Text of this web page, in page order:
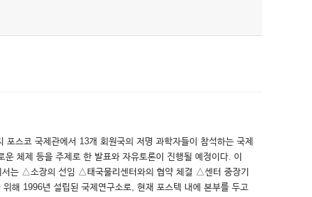
스코 국제관에서 13개 회원국의 저명 과학자들이 참석하는 국제
체제 등을 주제로 한 발표와 자유토론이 진행될 예정이다. 이
서는 △소장의 선임 △태국물리센터와의 협약 체결 △센터 중장기
해 1996년 설립된 국제연구소로, 현재 포스텍 내에 본부를 두고